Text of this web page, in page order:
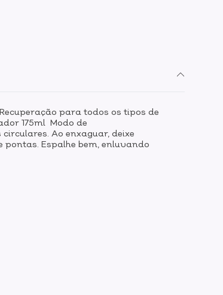
para todos os tipos de
175ml Modo de
Ao enxaguar, deixe
Espalhe bem, enluvando